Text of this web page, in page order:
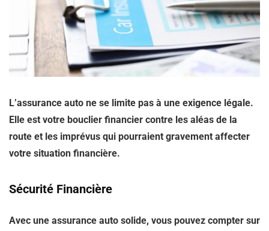
L’assurance auto ne se limite pas à une exigence légale.
Elle est votre bouclier financier contre les aléas de la
route et les imprévus qui pourraient gravement affecter
votre situation financière.
Sécurité Financière
Avec une assurance auto solide, vous pouvez compter sur